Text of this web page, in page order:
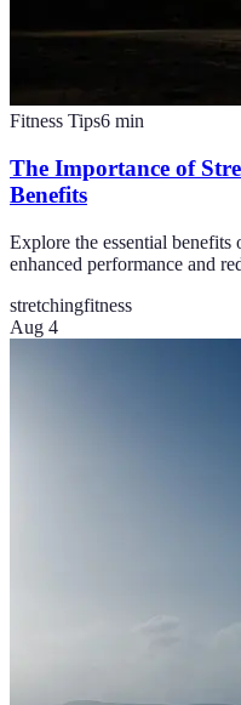
Fitness Tips6 min
The Importance of
Benefits
Explore the essential
enhanced performance and
stretchingfitness
Aug 4